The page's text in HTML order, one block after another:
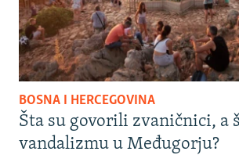
BOSNA I HERCEGOVINA
Šta su govorili zvaničnici, a
vandalizmu u Međugorju?